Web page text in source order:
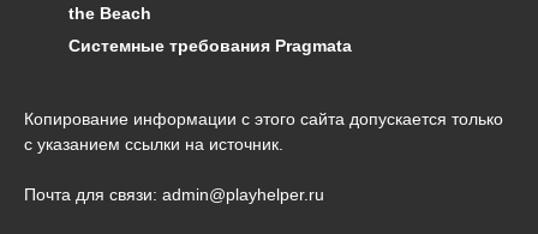
the Beach
Системные требования Pragmata
Копирование информации с этого сайта допускается только
с указанием ссылки на источник.
Почта для связи: admin@playhelper.ru